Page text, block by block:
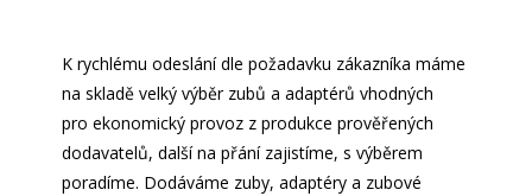
K rychlému odeslání dle požadavku zákazníka máme
na skladě velký výběr zubů a adaptérů vhodných
pro ekonomický provoz z produkce prověřených
dodavatelů, další na přání zajistíme, s výběrem
poradíme. Dodáváme zuby, adaptéry a zubové